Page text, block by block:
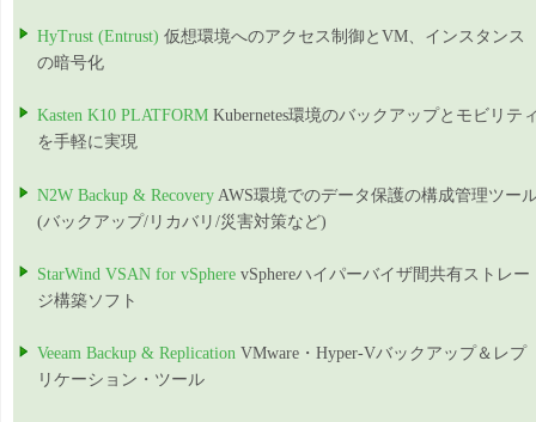
HyTrust (Entrust) 仮想環境へのアクセス制御とVM、インスタンス
の暗号化
Kasten K10 PLATFORM Kubernetes環境のバックアップとモビリテ
を手軽に実現
N2W Backup & Recovery AWS環境でのデータ保護の構成管理ツー
(バックアップ/リカバリ/災害対策など)
StarWind VSAN for vSphere vSphereハイパーバイザ間共有ストレー
ジ構築ソフト
Veeam Backup & Replication VMware・Hyper-Vバックアップ＆レプ
リケーション・ツール